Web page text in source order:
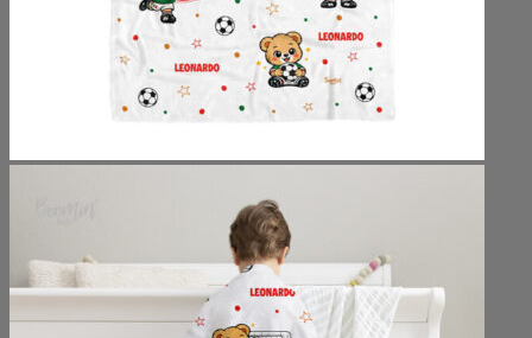
No hay productos en el carrito.
Volver a la tienda